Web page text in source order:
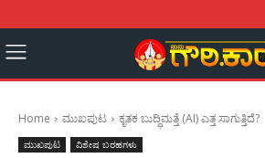
Home ಮುಖಪುಟ ಕೃತಕ ಬುದ್ಧಿಮತ್ತೆ (AI) ಎತ್ತ ಸಾಗುತ್ತಿದೆ?
ಮುಖಪುಟ ವಿಶೇಷ ಬರಹಗಳು